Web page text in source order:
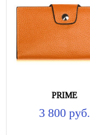
PRIME
3 800 руб.